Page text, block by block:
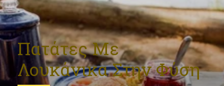
Πατάτες Με
Λουκάνικα Στην Φύση